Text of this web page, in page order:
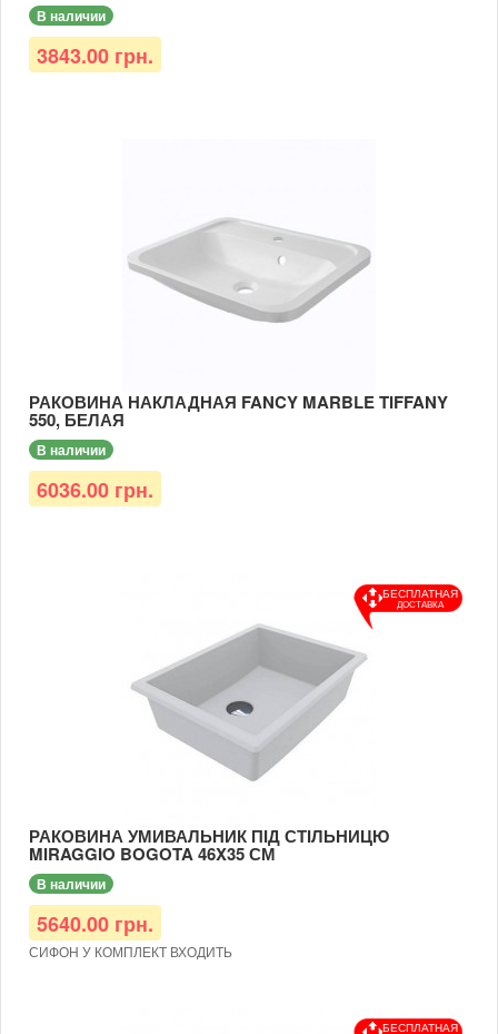
В наличии
3843.00 грн.
РАКОВИНА НАКЛАДНАЯ FANCY MARBLE TIFFANY
550, БЕЛАЯ
В наличии
6036.00 грн.
БЕСПЛАТНАЯ
ДОСТАВКА
РАКОВИНА УМИВАЛЬНИК ПІД СТІЛЬНИЦЮ
MIRAGGIO BOGOTA 46X35 СМ
В наличии
5640.00 грн.
СИФОН У КОМПЛЕКТ ВХОДИТЬ
БЕСПЛАТНАЯ